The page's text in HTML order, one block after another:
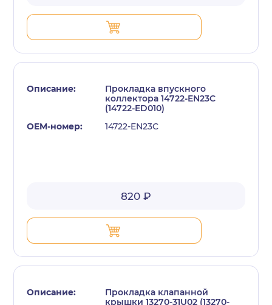
Прокладка впускного
коллектора 14722-EN23C
(14722-ED010)
14722-EN23C
820 ₽
Прокладка клапанной
крышки 13270-31U02 (13270-